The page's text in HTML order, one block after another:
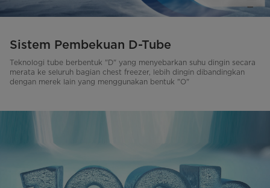
Sistem Pembekuan D-Tube
Teknologi tube berbentuk "D" yang menyebarkan suhu dingin secara
merata ke seluruh bagian chest freezer, lebih dingin dibandingkan
dengan merek lain yang menggunakan bentuk "O"